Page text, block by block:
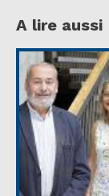
A lire aussi